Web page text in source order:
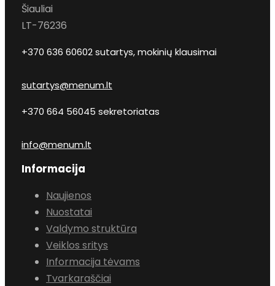
Šiauliai
LT-76236
+370 636 60602 sutartys, mokinių klausimai
sutartys@menum.lt
+370 664 56045 sekretoriatas
info@menum.lt
Informacija
Naujienos
Nuostatai
Valdymo struktūra
Veiklos sritys
Informacija tėvams
Tvarkaraščiai